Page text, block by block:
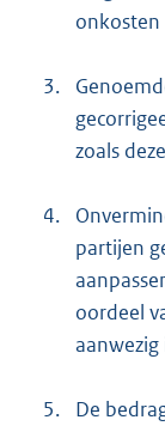
onkosten
3.
zoals
4.
partijen
oordeel
aanwezig
5.
De